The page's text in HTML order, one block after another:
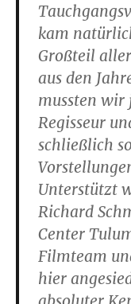
kam
Großteil
aus den
mussten wir
Regisseur
schließlich
Unterstützt
Richard
Center
Filmteam
hier